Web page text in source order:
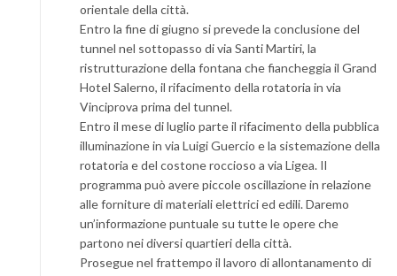
orientale della città.
Entro la fine di giugno si prevede la conclusione del
tunnel nel sottopasso di via Santi Martiri, la
ristrutturazione della fontana che fiancheggia il Grand
Hotel Salerno, il rifacimento della rotatoria in via
Vinciprova prima del tunnel.
Entro il mese di luglio parte il rifacimento della pubblica
illuminazione in via Luigi Guercio e la sistemazione della
rotatoria e del costone roccioso a via Ligea. Il
programma può avere piccole oscillazione in relazione
alle forniture di materiali elettrici ed edili. Daremo
un’informazione puntuale su tutte le opere che
partono nei diversi quartieri della città.
Prosegue nel frattempo il lavoro di allontanamento di